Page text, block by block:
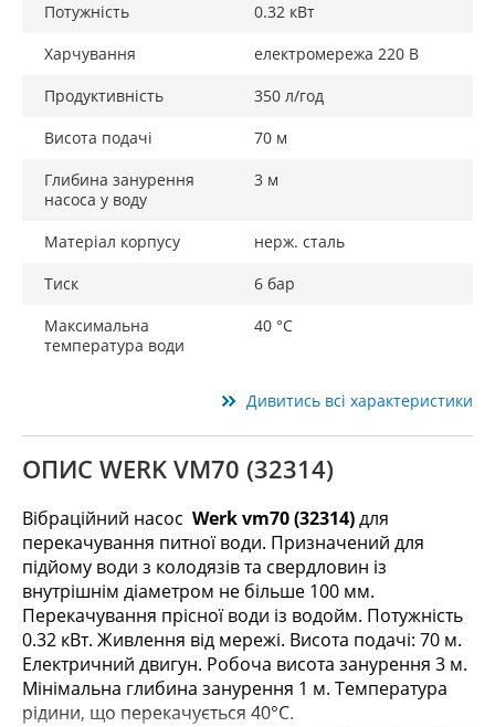
Потужність
0.32 кВт
Харчування
електромережа 220 В
Продуктивність
350 л/год
Висота подачі
70 м
Глибина занурення
насоса у воду
3 м
Матеріал корпусу
нерж. сталь
Тиск
6 бар
Максимальна
температура води
40 °C
Дивитись всі характеристики
ОПИС WERK VM70 (32314)
Вібраційний насос Werk vm70 (32314)для
перекачування питної води. Призначений для
підйому води з колодязів та свердловин із
внутрішнім діаметром не більше 100 мм.
Перекачування прісної води із водойм. Потужність
0.32 кВт. Живлення від мережі. Висота подачі: 70 м.
Електричний двигун. Робоча висота занурення 3 м.
Мінімальна глибина занурення 1 м. Температура
рідини, що перекачується 40°C.